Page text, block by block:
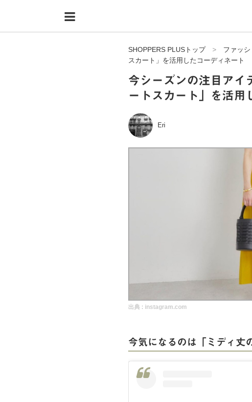
HOME
無在庫で自由気ままに稼ぐ！バイマ実践記
SHOPPERS PLUSトップ> ファッ
スカート」を活用したコーディネート
今シーズンの注目アイ
ートスカート」を活用
Eri
出典 : instagram.com
今気になるのは「ミディ丈